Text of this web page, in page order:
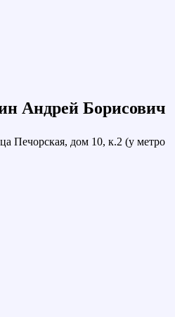
Андрей Борисович
Печорская, дом 10, к.2 (у метро